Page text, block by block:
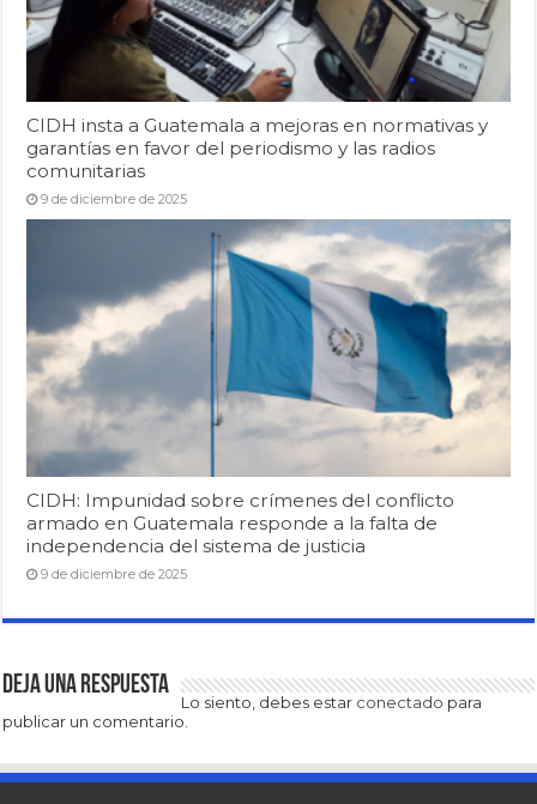
CIDH insta a Guatemala a mejoras en normativas y
garantías en favor del periodismo y las radios
comunitarias
9 de diciembre de 2025
CIDH: Impunidad sobre crímenes del conflicto
armado en Guatemala responde a la falta de
independencia del sistema de justicia
9 de diciembre de 2025
Deja una respuesta
Lo siento, debes estar conectado para
publicar un comentario.